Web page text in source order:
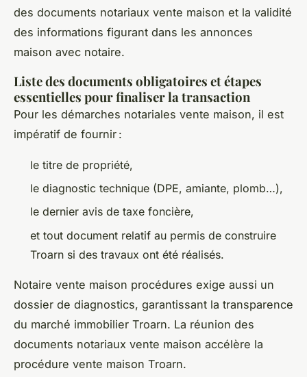
des documents notariaux vente maison et la validité
des informations figurant dans les annonces
maison avec notaire.
Liste des documents obligatoires et étapes
essentielles pour finaliser la transaction
Pour les démarches notariales vente maison, il est
impératif de fournir :
le titre de propriété,
le diagnostic technique (DPE, amiante, plomb…),
le dernier avis de taxe foncière,
et tout document relatif au permis de construire
Troarn si des travaux ont été réalisés.
Notaire vente maison procédures exige aussi un
dossier de diagnostics, garantissant la transparence
du marché immobilier Troarn. La réunion des
documents notariaux vente maison accélère la
procédure vente maison Troarn.